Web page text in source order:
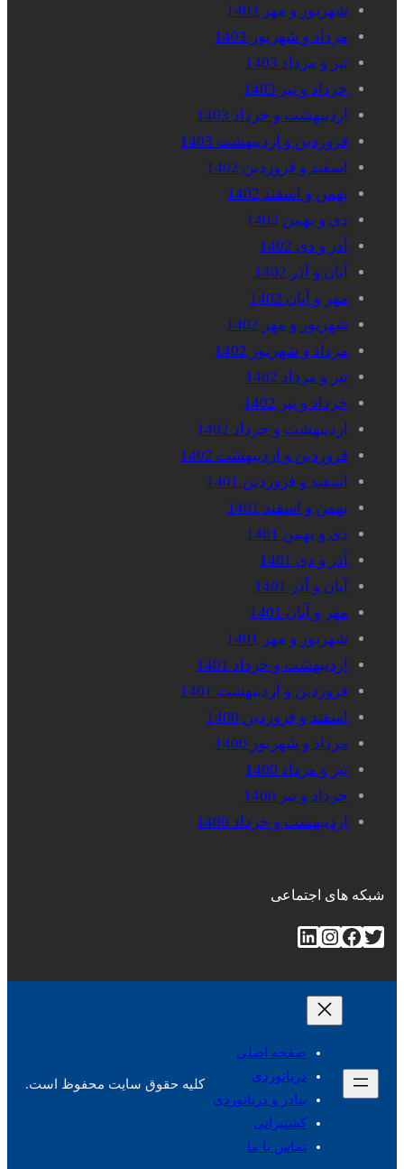
شهریور و مهر 1403
مرداد و شهریور 1403
تیر و مرداد 1403
خرداد و تیر 1403
اردیبهشت و خرداد 1403
فروردین و اردیبهشت 1403
اسفند و فروردین 1402
بهمن و اسفند 1402
دی و بهمن 1402
آذر و دی 1402
آبان و آذر 1402
مهر و آبان 1402
شهریور و مهر 1402
مرداد و شهریور 1402
تیر و مرداد 1402
خرداد و تیر 1402
اردیبهشت و خرداد 1402
فروردین و اردیبهشت 1402
اسفند و فروردین 1401
بهمن و اسفند 1401
دی و بهمن 1401
آذر و دی 1401
آبان و آذر 1401
مهر و آبان 1401
شهریور و مهر 1401
اردیبهشت و خرداد 1401
فروردین و اردیبهشت 1401
اسفند و فروردین 1400
مرداد و شهریور 1400
تیر و مرداد 1400
خرداد و تیر 1400
اردیبهشت و خرداد 1400
شبکه های اجتماعی
توییتر فیس‌بوکاینستاگرم لینکداین
صفحه اصلی
دریانوردی
بنادر و دریانوردی
کشتیرانی
تماس با ما
کلیه حقوق سایت محفوظ است.